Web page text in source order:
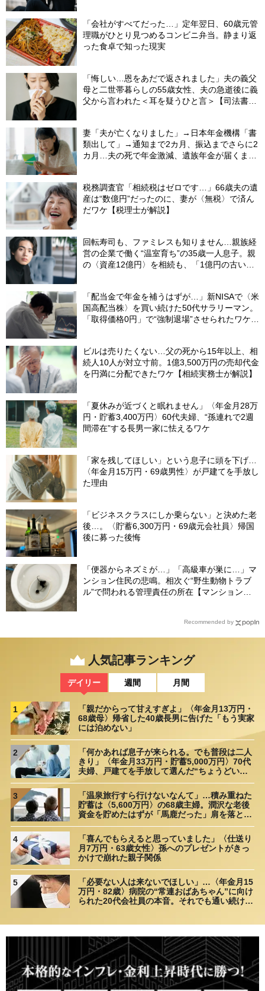
「会社がすべてだった…」定年翌日、60歳元管
理職がひとり見つめるコンビニ弁当。静まり返
った食卓で知った現実
「悔しい…恩をあだで返されました」夫の義父
母と二世帯暮らしの55歳女性、夫の急逝後に義
父から言われた＜耳を疑うひと言＞【司法書士
妻「夫が亡くなりました」→日本年金機構「書
類出して」→通知まで2カ月、振込までさらに2
カ月…夫の死で年金激減、遺族年金が届くまで
税務調査官「相続税はゼロです…」66歳夫の遺
産は“数億円”だったのに、妻が〈無税〉で済ん
だワケ【税理士が解説】
回転寿司も、ファミレスも知りません…親族経
営の企業で働く“温室育ち”の35歳一人息子。親
の〈資産12億円〉を相続も、「1億円の古いビ
「配当金で年金を補うはずが…」新NISAで〈米
国高配当株〉を買い続けた50代サラリーマン。
「取得価格0円」で“強制退場”させられたワケ
ビルは売りたくない…父の死から15年以上、相
続人10人が対立寸前。1億3,500万円の売却代金
を円満に分配できたワケ【相続実務士が解説】
「夏休みが近づくと眠れません」〈年金月28万
円・貯蓄3,400万円〉60代夫婦、“孫連れで2週
間滞在”する長男一家に怯えるワケ
「家を残してほしい」という息子に頭を下げ…
〈年金月15万円・69歳男性〉が戸建てを手放し
た理由
「ビジネスクラスにしか乗らない」と決めた老
後…。〈貯蓄6,300万円・69歳元会社員〉帰国
後に募った後悔
「便器からネズミが…」「高級車が巣に…」マ
ンション住民の悲鳴。相次ぐ“野生動物トラブ
ル”で問われる管理責任の所在【マンション管
Recommended by
人気記事ランキング
デイリー 週間 月間
1
「親だからって甘えすぎよ」〈年金月13万円・
68歳母〉帰省した40歳長男に告げた「もう実家
には泊めない」
2
「何かあれば息子が来られる。でも普段は二人
きり」〈年金月33万円・貯蓄5,000万円〉70代
夫婦、戸建てを手放して選んだ“ちょうどいい
3
「温泉旅行すら行けないなんて」…積み重ねた
貯蓄は〈5,600万円〉の68歳主婦。潤沢な老後
資金を貯めたはずが「馬鹿だった」肩を落とす
4
「喜んでもらえると思っていました」〈仕送り
月7万円・63歳女性〉孫へのプレゼントがきっ
かけで崩れた親子関係
5
「必要ない人は来ないでほしい」…〈年金月15
万円・82歳〉病院の“常連おばあちゃん”に向け
られた20代会社員の本音。それでも通い続ける